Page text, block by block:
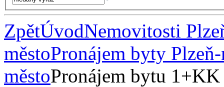
ZpětÚvodNemovitosti
městoPronájem byty
městoPronájem bytu